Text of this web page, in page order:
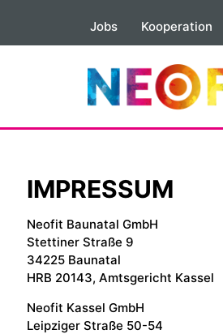
Jobs Kooperation
IMPRESSUM
Neofit Baunatal GmbH
Stettiner Straße 9
34225 Baunatal
HRB 20143, Amtsgericht Kassel
Neofit Kassel GmbH
Leipziger Straße 50-54